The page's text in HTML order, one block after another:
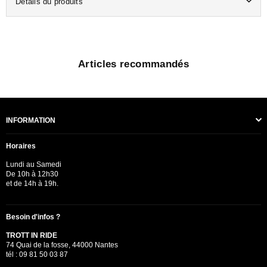
Articles recommandés
INFORMATION
Horaires
Lundi au Samedi
De 10h à 12h30
et de 14h à 19h.
Besoin d'infos ?
TROTT IN RIDE
74 Quai de la fosse, 44000 Nantes
tél : 09 81 50 03 87